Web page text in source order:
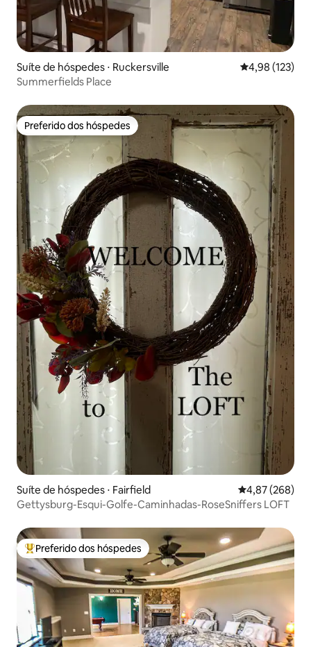
Suíte de hóspedes ⋅ Ruckersville 4,98 de uma
4,98 (123)
Summerfields Place
Preferido dos hóspedes
Preferido dos hóspedes
Suíte de hóspedes ⋅ Fairfield 4,87 de uma
4,87 (268)
Gettysburg-Esqui-Golfe-Caminhadas-RoseSniffers LOFT
Entre os melhores preferidos dos hóspedes
Preferido dos hóspedes